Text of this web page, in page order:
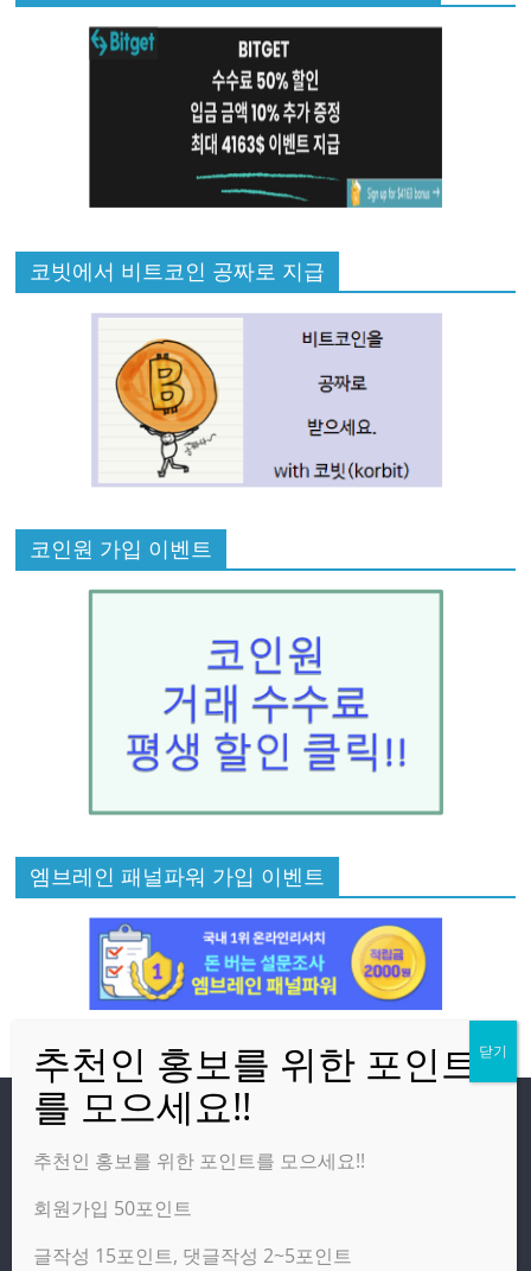
코빗에서 비트코인 공짜로 지급
코인원 가입 이벤트
엠브레인 패널파워 가입 이벤트
방문자
온라인 방문자:12
오늘의 조회수:2,420
추천인 홍보를 위한 포인트를 모으세요!!
회원가입 50포인트
글작성 15포인트, 댓글작성 2~5포인트